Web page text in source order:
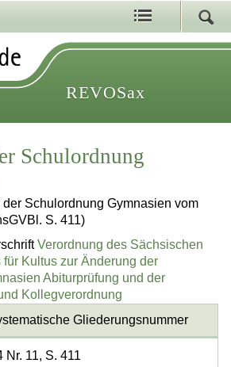
REVOSax
Schulordnung
Schulordnung Gymnasien vom
S. 411)
Verordnung des Sächsischen
Kultus zur Änderung der
Abiturprüfung und der
Kollegverordnung
Gliederungsnummer
Nr. 11, S. 411